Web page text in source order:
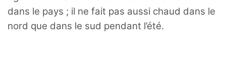
dans le pays ; il ne fait pas aussi chaud dans le
nord que dans le sud pendant l’été.